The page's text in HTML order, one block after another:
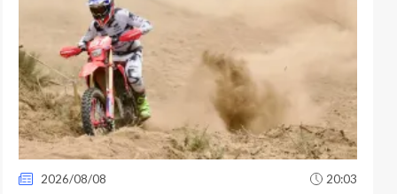
2026/08/08 20:03